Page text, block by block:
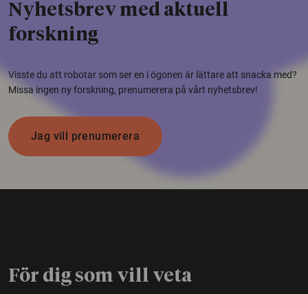
Nyhetsbrev med aktuell
forskning
Visste du att robotar som ser en i ögonen är lättare att snacka med?
Missa ingen ny forskning, prenumerera på vårt nyhetsbrev!
Jag vill prenumerera
För dig som vill veta